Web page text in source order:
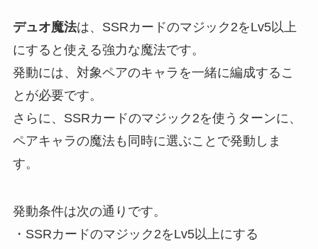
デュオ魔法は、SSRカードのマジック2をLv5以上
にすると使える強力な魔法です。
発動には、対象ペアのキャラを一緒に編成するこ
とが必要です。
さらに、SSRカードのマジック2を使うターンに、
ペアキャラの魔法も同時に選ぶことで発動しま
す。
発動条件は次の通りです。
・SSRカードのマジック2をLv5以上にする